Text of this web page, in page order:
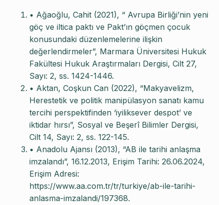
• Ağaoğlu, Cahit (2021), “ Avrupa Birliği’nin yeni
göç ve iltica paktı ve Pakt’ın göçmen çocuk
konusundaki düzenlemelerine ilişkin
değerlendirmeler”, Marmara Üniversitesi Hukuk
Fakültesi Hukuk Araştırmaları Dergisi, Cilt 27,
Sayı: 2, ss. 1424-1446.
• Aktan, Coşkun Can (2022), “Makyavelizm,
Herestetik ve politik manipülasyon sanatı kamu
tercihi perspektifinden ‘iyiliksever despot’ ve
iktidar hırsı”, Sosyal ve Beşerî Bilimler Dergisi,
Cilt 14, Sayı: 2, ss. 122-145.
• Anadolu Ajansı (2013), “AB ile tarihi anlaşma
imzalandı”, 16.12.2013, Erişim Tarihi: 26.06.2024,
Erişim Adresi:
https://www.aa.com.tr/tr/turkiye/ab-ile-tarihi-
anlasma-imzalandi/197368.